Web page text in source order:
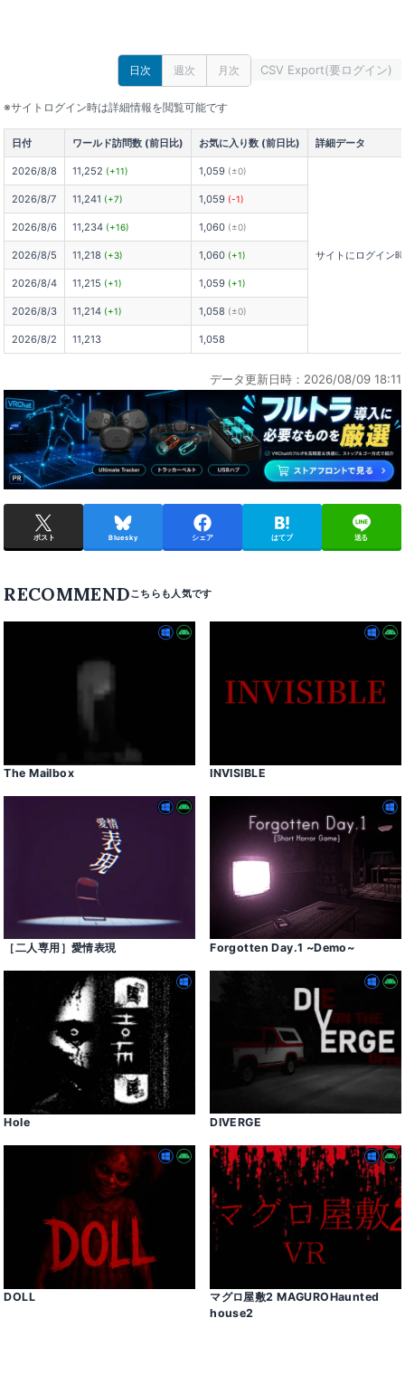
日次 週次 月次 CSV Export(要ログイン)
※サイトログイン時は詳細情報を閲覧可能です
日付 ワールド訪問数 (前日比) お気に入り数 (前日比) 詳細データ
2026/8/8 11,252 (+11) 1,059 (±0)
サイトにログイン
2026/8/7 11,241 (+7) 1,059 (-1)
2026/8/6 11,234 (+16) 1,060 (±0)
2026/8/5 11,218 (+3) 1,060 (+1)
2026/8/4 11,215 (+1) 1,059 (+1)
2026/8/3 11,214 (+1) 1,058 (±0)
2026/8/2 11,213 1,058
データ更新日時：2026/08/09 18:11
ポスト Bluesky シェア はてブ 送る
RECOMMEND
The Mailbox INVISIBLE
［二人専用］愛情表現 Forgotten Day․1 ~Demo~
Hole DIVERGE
DOLL
マグロ屋敷2 MAGUROHaunted
house2